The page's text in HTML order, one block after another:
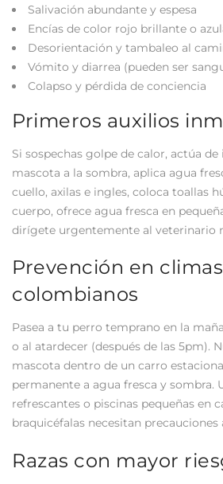
Salivación abundante y espesa
Encías de color rojo brillante o
Desorientación y tambaleo al
Vómito y diarrea (pueden ser
Colapso y pérdida de conciencia
Primeros auxilios
Si sospechas golpe de calor, actúa
mascota a la sombra, aplica agua
cuello, axilas e ingles, coloca toallas
cuerpo, ofrece agua fresca en
dirígete urgentemente al veterinario
Prevención en
colombianos
Pasea a tu perro temprano en la
o al atardecer (después de las 5pm).
mascota dentro de un carro
permanente a agua fresca y sombra.
refrescantes o piscinas pequeñas en
braquicéfalas necesitan precauciones
Razas con mayor